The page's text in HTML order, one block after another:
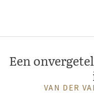
Een
VAN DER